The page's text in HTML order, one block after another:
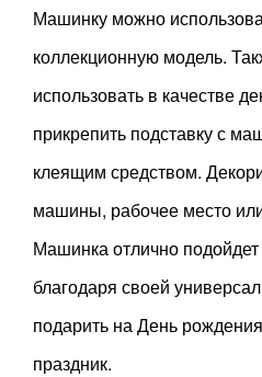
Машинку можно
коллекционную модель.
использовать в качестве
прикрепить подставку с
клеящим средством.
машины, рабочее место
Машинка отлично
благодаря своей
подарить на День
праздник.